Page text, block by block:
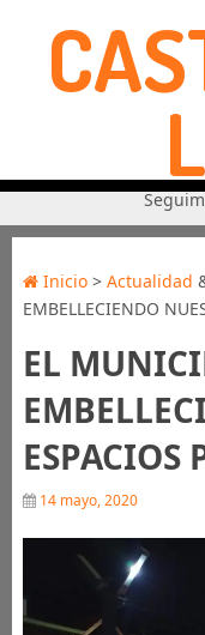
Inicio> Actualidad
EMBELLECIENDO
EL
ESPACIOS
14 mayo, 2020